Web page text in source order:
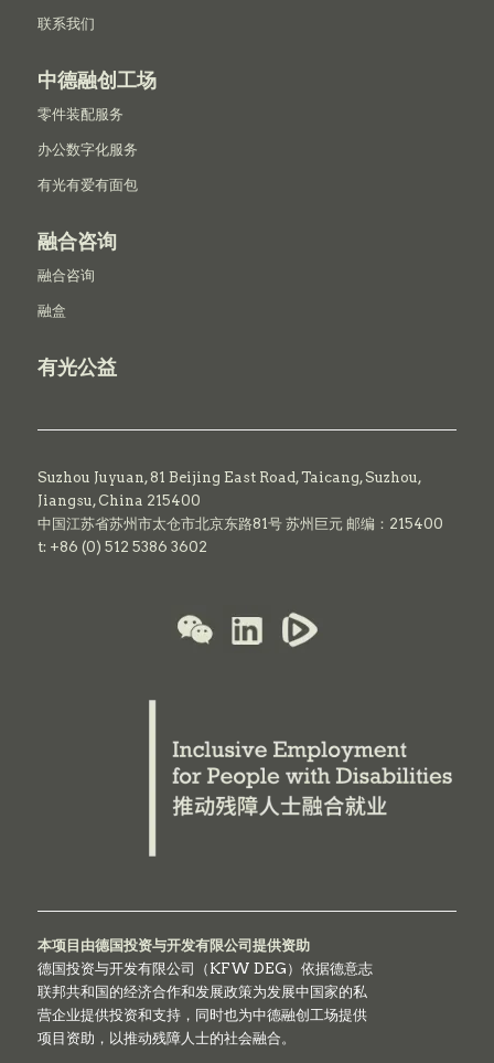
联系我们
中德融创工场
零件装配服务
办公数字化服务
有光有爱有面包
融合咨询
融合咨询
融盒
有光公益
Suzhou Juyuan, 81 Beijing East Road,Taicang,Suzhou,
Jiangsu, China 215400
中国江苏省苏州市太仓市北京东路81号 苏州巨元 邮编：215400
t: +86 (0) 512 5386 3602
本项目由德国投资与开发有限公司提供资助
德国投资与开发有限公司（KFW DEG）依据德意志
联邦共和国的经济合作和发展政策为发展中国家的私
营企业提供投资和支持，同时也为中德融创工场提供
项目资助，以推动残障人士的社会融合。